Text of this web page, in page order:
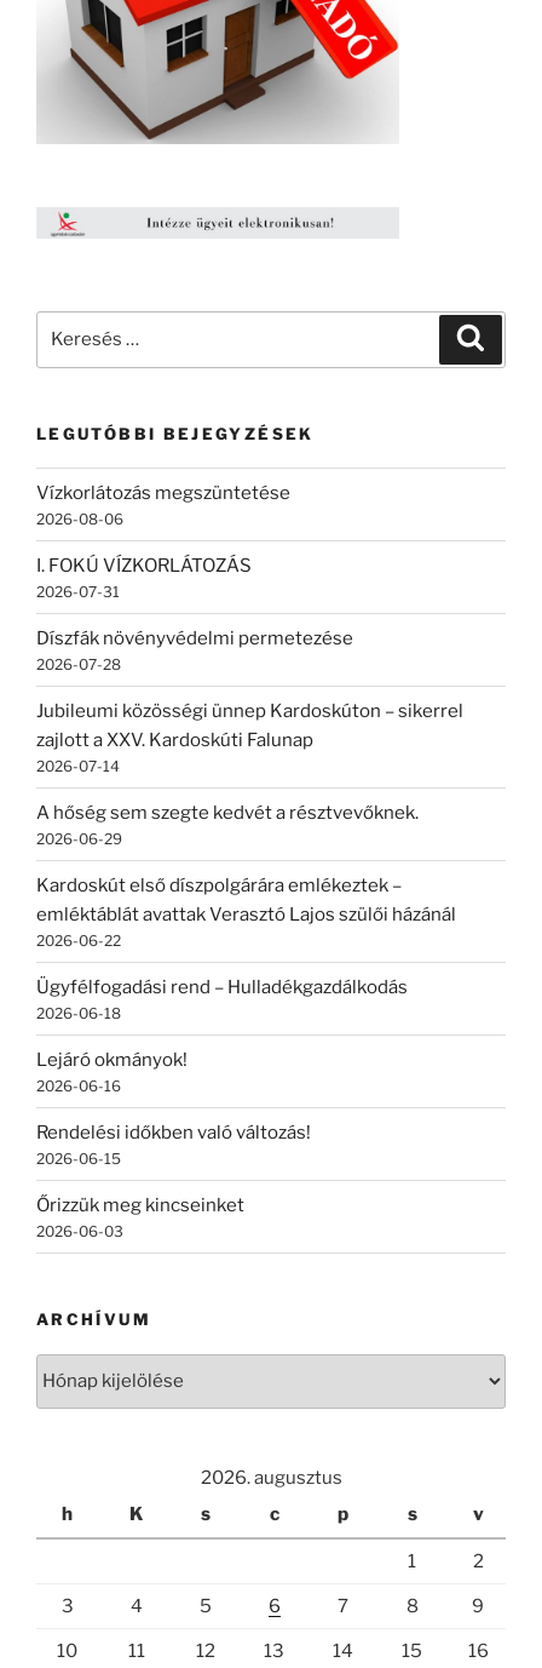
LEGUTÓBBI BEJEGYZÉSEK
Vízkorlátozás megszüntetése
2026-08-06
I. FOKÚ VÍZKORLÁTOZÁS
2026-07-31
Díszfák növényvédelmi permetezése
2026-07-28
Jubileumi közösségi ünnep Kardoskúton – sikerrel
zajlott a XXV. Kardoskúti Falunap
2026-07-14
A hőség sem szegte kedvét a résztvevőknek.
2026-06-29
Kardoskút első díszpolgárára emlékeztek –
emléktáblát avattak Verasztó Lajos szülői házánál
2026-06-22
Ügyfélfogadási rend – Hulladékgazdálkodás
2026-06-18
Lejáró okmányok!
2026-06-16
Rendelési időkben való változás!
2026-06-15
Őrizzük meg kincseinket
2026-06-03
ARCHÍVUM
2026. augusztus
h
K s c p s v
1 2
3 4 5 6 7 8 9
10 11 12 13 14 15 16